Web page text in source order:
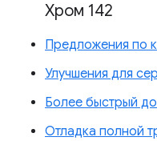
Хром 142
Предложения по
Улучшения для
Более быстрый
Отладка полной